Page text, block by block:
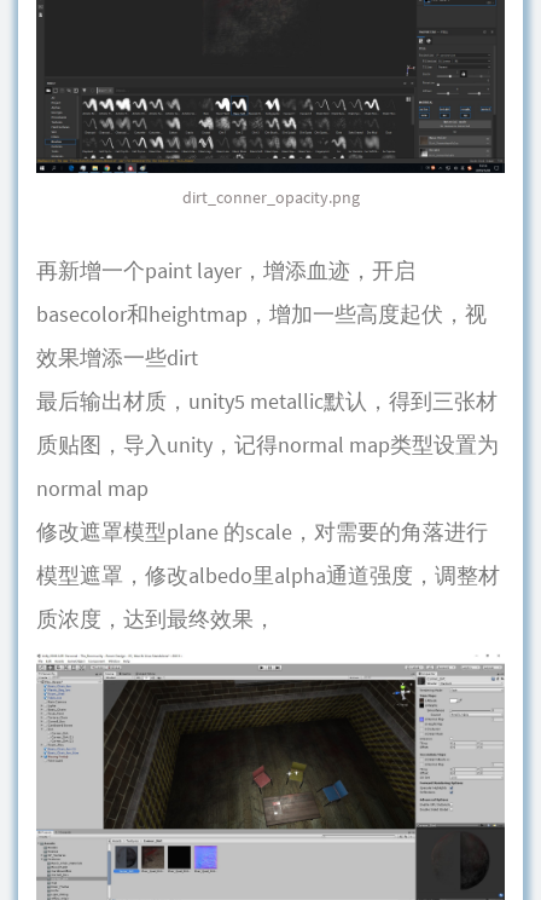
dirt_conner_opacity.png
再新增一个paint layer，增添血迹，开启
basecolor和heightmap，增加一些高度起伏，视
效果增添一些dirt
最后输出材质，unity5 metallic默认，得到三张材
质贴图，导入unity，记得normal map类型设置为
normal map
修改遮罩模型plane 的scale，对需要的角落进行
模型遮罩，修改albedo里alpha通道强度，调整材
质浓度，达到最终效果，